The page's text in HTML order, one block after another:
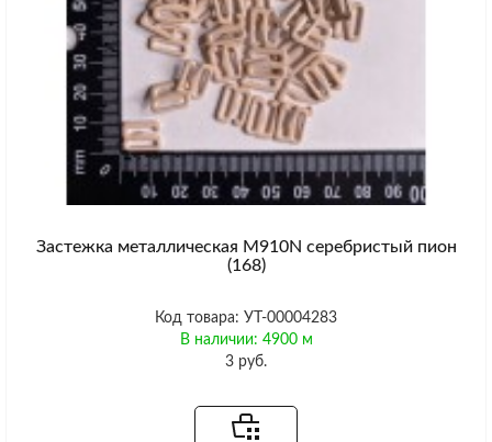
Застежка металлическая M910N серебристый пион
(168)
Код товара: УТ-00004283
В наличии: 4900 м
3 руб.